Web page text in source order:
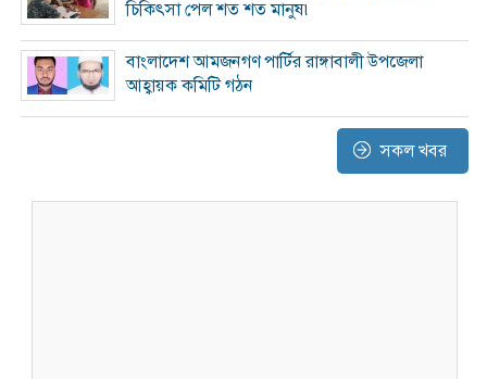
চিকিৎসা পেল শত শত মানুষ৷
বাংলাদেশ আমজনগণ পার্টির রাঙ্গাবালী উপজেলা
আহ্বায়ক কমিটি গঠন
সকল খবর